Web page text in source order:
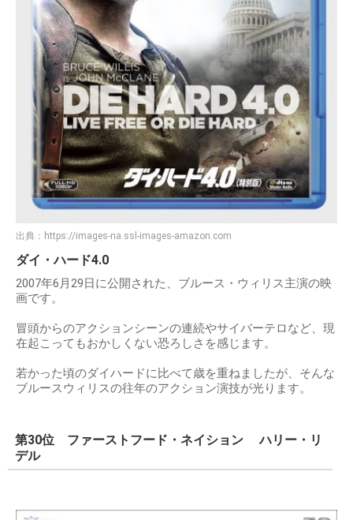
出典： https://images-na.ssl-images-amazon.com
ダイ・ハード4.0
2007年6月29日に公開された、ブルース・ウィリス主演の映
画です。
冒頭からのアクションシーンの連続やサイバーテロなど、現
在起こってもおかしくない恐ろしさを感じます。
若かった頃のダイハードに比べて歳を重ねましたが、そんな
ブルースウィリスの往年のアクション演技が光ります。
第30位 ファーストフード・ネイション ハリー・リ
デル